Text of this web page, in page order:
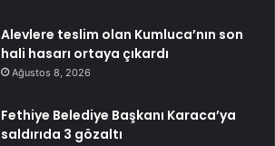
Alevlere teslim olan Kumluca’nın son
hali hasarı ortaya çıkardı
Ağustos 8, 2026
Fethiye Belediye Başkanı Karaca’ya
saldırıda 3 gözaltı